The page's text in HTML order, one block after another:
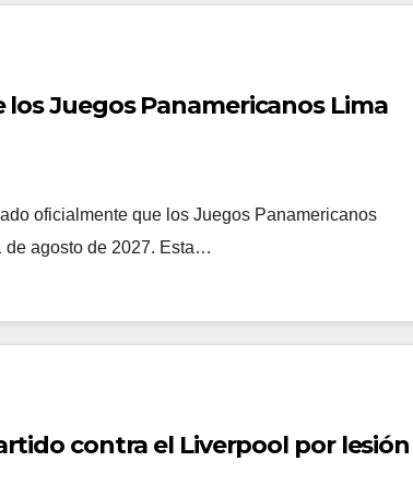
los Juegos Panamericanos Lima
oficialmente que los Juegos Panamericanos
de agosto de 2027. Esta…
contra el Liverpool por lesión